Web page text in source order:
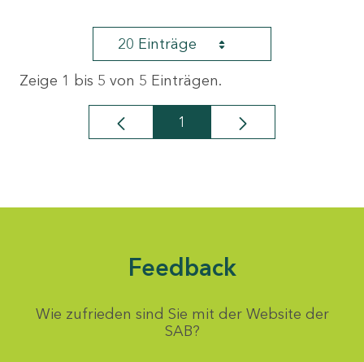
20 Einträge
Zeige 1 bis 5 von 5 Einträgen.
Seite
1
Feedback
Wie zufrieden sind Sie mit der Website der
SAB?